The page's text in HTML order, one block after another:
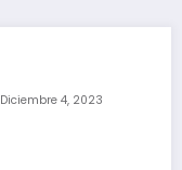
Diciembre 4, 2023